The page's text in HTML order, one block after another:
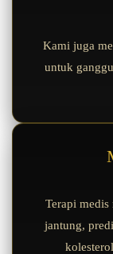
Kami juga
untuk
Terapi
jantung,